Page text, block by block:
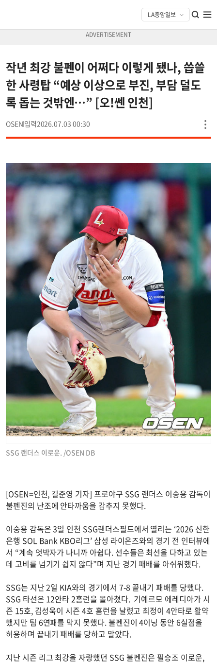
작년 최강 불펜이 어쩌다 이렇게 됐나, 씁쓸
한 사령탑 “예상 이상으로 부진, 부담 덜도
록 돕는 것밖엔…” [오!쎈 인천]
OSEN 2026.07.03 00:30
SSG 랜더스 이로운. /OSEN DB
[OSEN=인천, 길준영 기자] 프로야구 SSG 랜더스 이숭용 감독이
불펜진의 난조에 안타까움을 감추지 못했다.
이숭용 감독은 3일 인천 SSG랜더스필드에서 열리는 ‘2026 신한
은행 SOL Bank KBO리그’ 삼성 라이온즈와의 경기 전 인터뷰에
서 “계속 엇박자가 나니까 아쉽다. 선수들은 최선을 다하고 있는
데 고비를 넘기기 쉽지 않다”며 지난 경기 패배를 아쉬워했다.
SSG는 지난 2일 KIA와의 경기에서 7-8 끝내기 패배를 당했다.
SSG 타선은 12안타 2홈런을 몰아쳤다. 기예르모 에레디아가 시
즌 15호, 김성욱이 시즌 4호 홈런을 날렸고 최정이 4안타로 활약
했지만 팀 6연패를 막지 못했다. 불펜진이 4이닝 동안 6실점을
허용하며 끝내기 패배를 당하고 말았다.
지난 시즌 리그 최강을 자랑했던 SSG 불펜진은 필승조 이로운,